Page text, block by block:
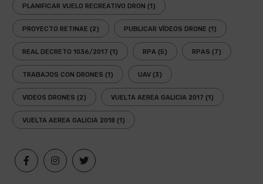
PLANIFICAR VUELO RECREATIVO DRON (1)
PROYECTO RETINAE (2) PUBLICAR VÍDEOS DRONE (1)
REAL DECRETO 1036/2017 (1) RPA (5) RPAS (7)
TRABAJOS CON DRONES (1) UAV (3)
VIDEOS DRONES (2) VUELTA AEREA GALICIA 2017 (1)
VUELTA AEREA GALICIA 2018 (1)